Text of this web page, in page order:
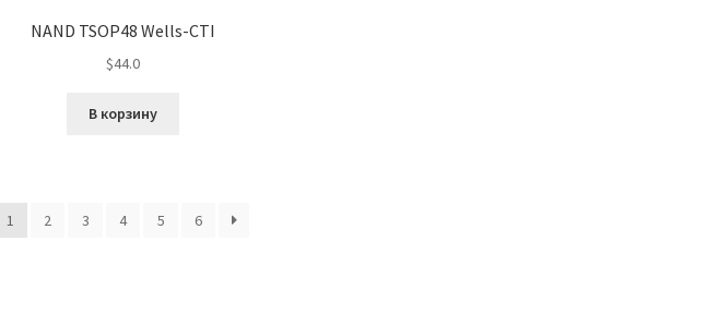
NAND TSOP48 Wells-CTI
$44.0
В корзину
1 2 3 4 5 6